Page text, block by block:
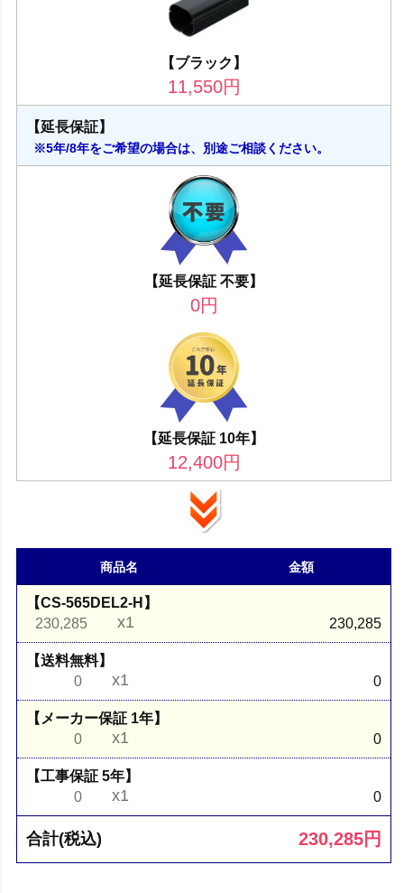
【ブラック】
11,550円
【延長保証】
※5年/8年をご希望の場合は、別途ご相談ください。
【延長保証 不要】
0円
【延長保証 10年】
12,400円
商品名 金額
【CS-565DEL2-H】
230,285
x1 230,285
【送料無料】
0
x1 0
【メーカー保証 1年】
0
x1 0
【工事保証 5年】
0
x1 0
合計(税込) 230,285円